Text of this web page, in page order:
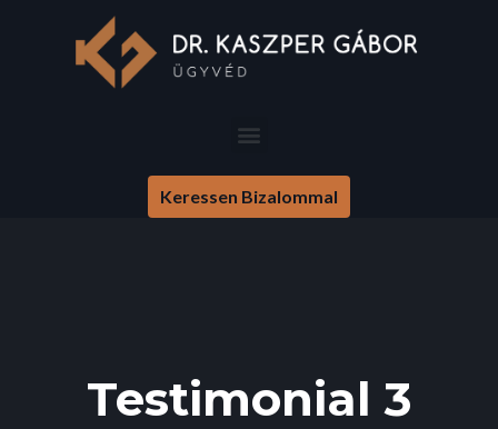
Keressen Bizalommal
Testimonial 3